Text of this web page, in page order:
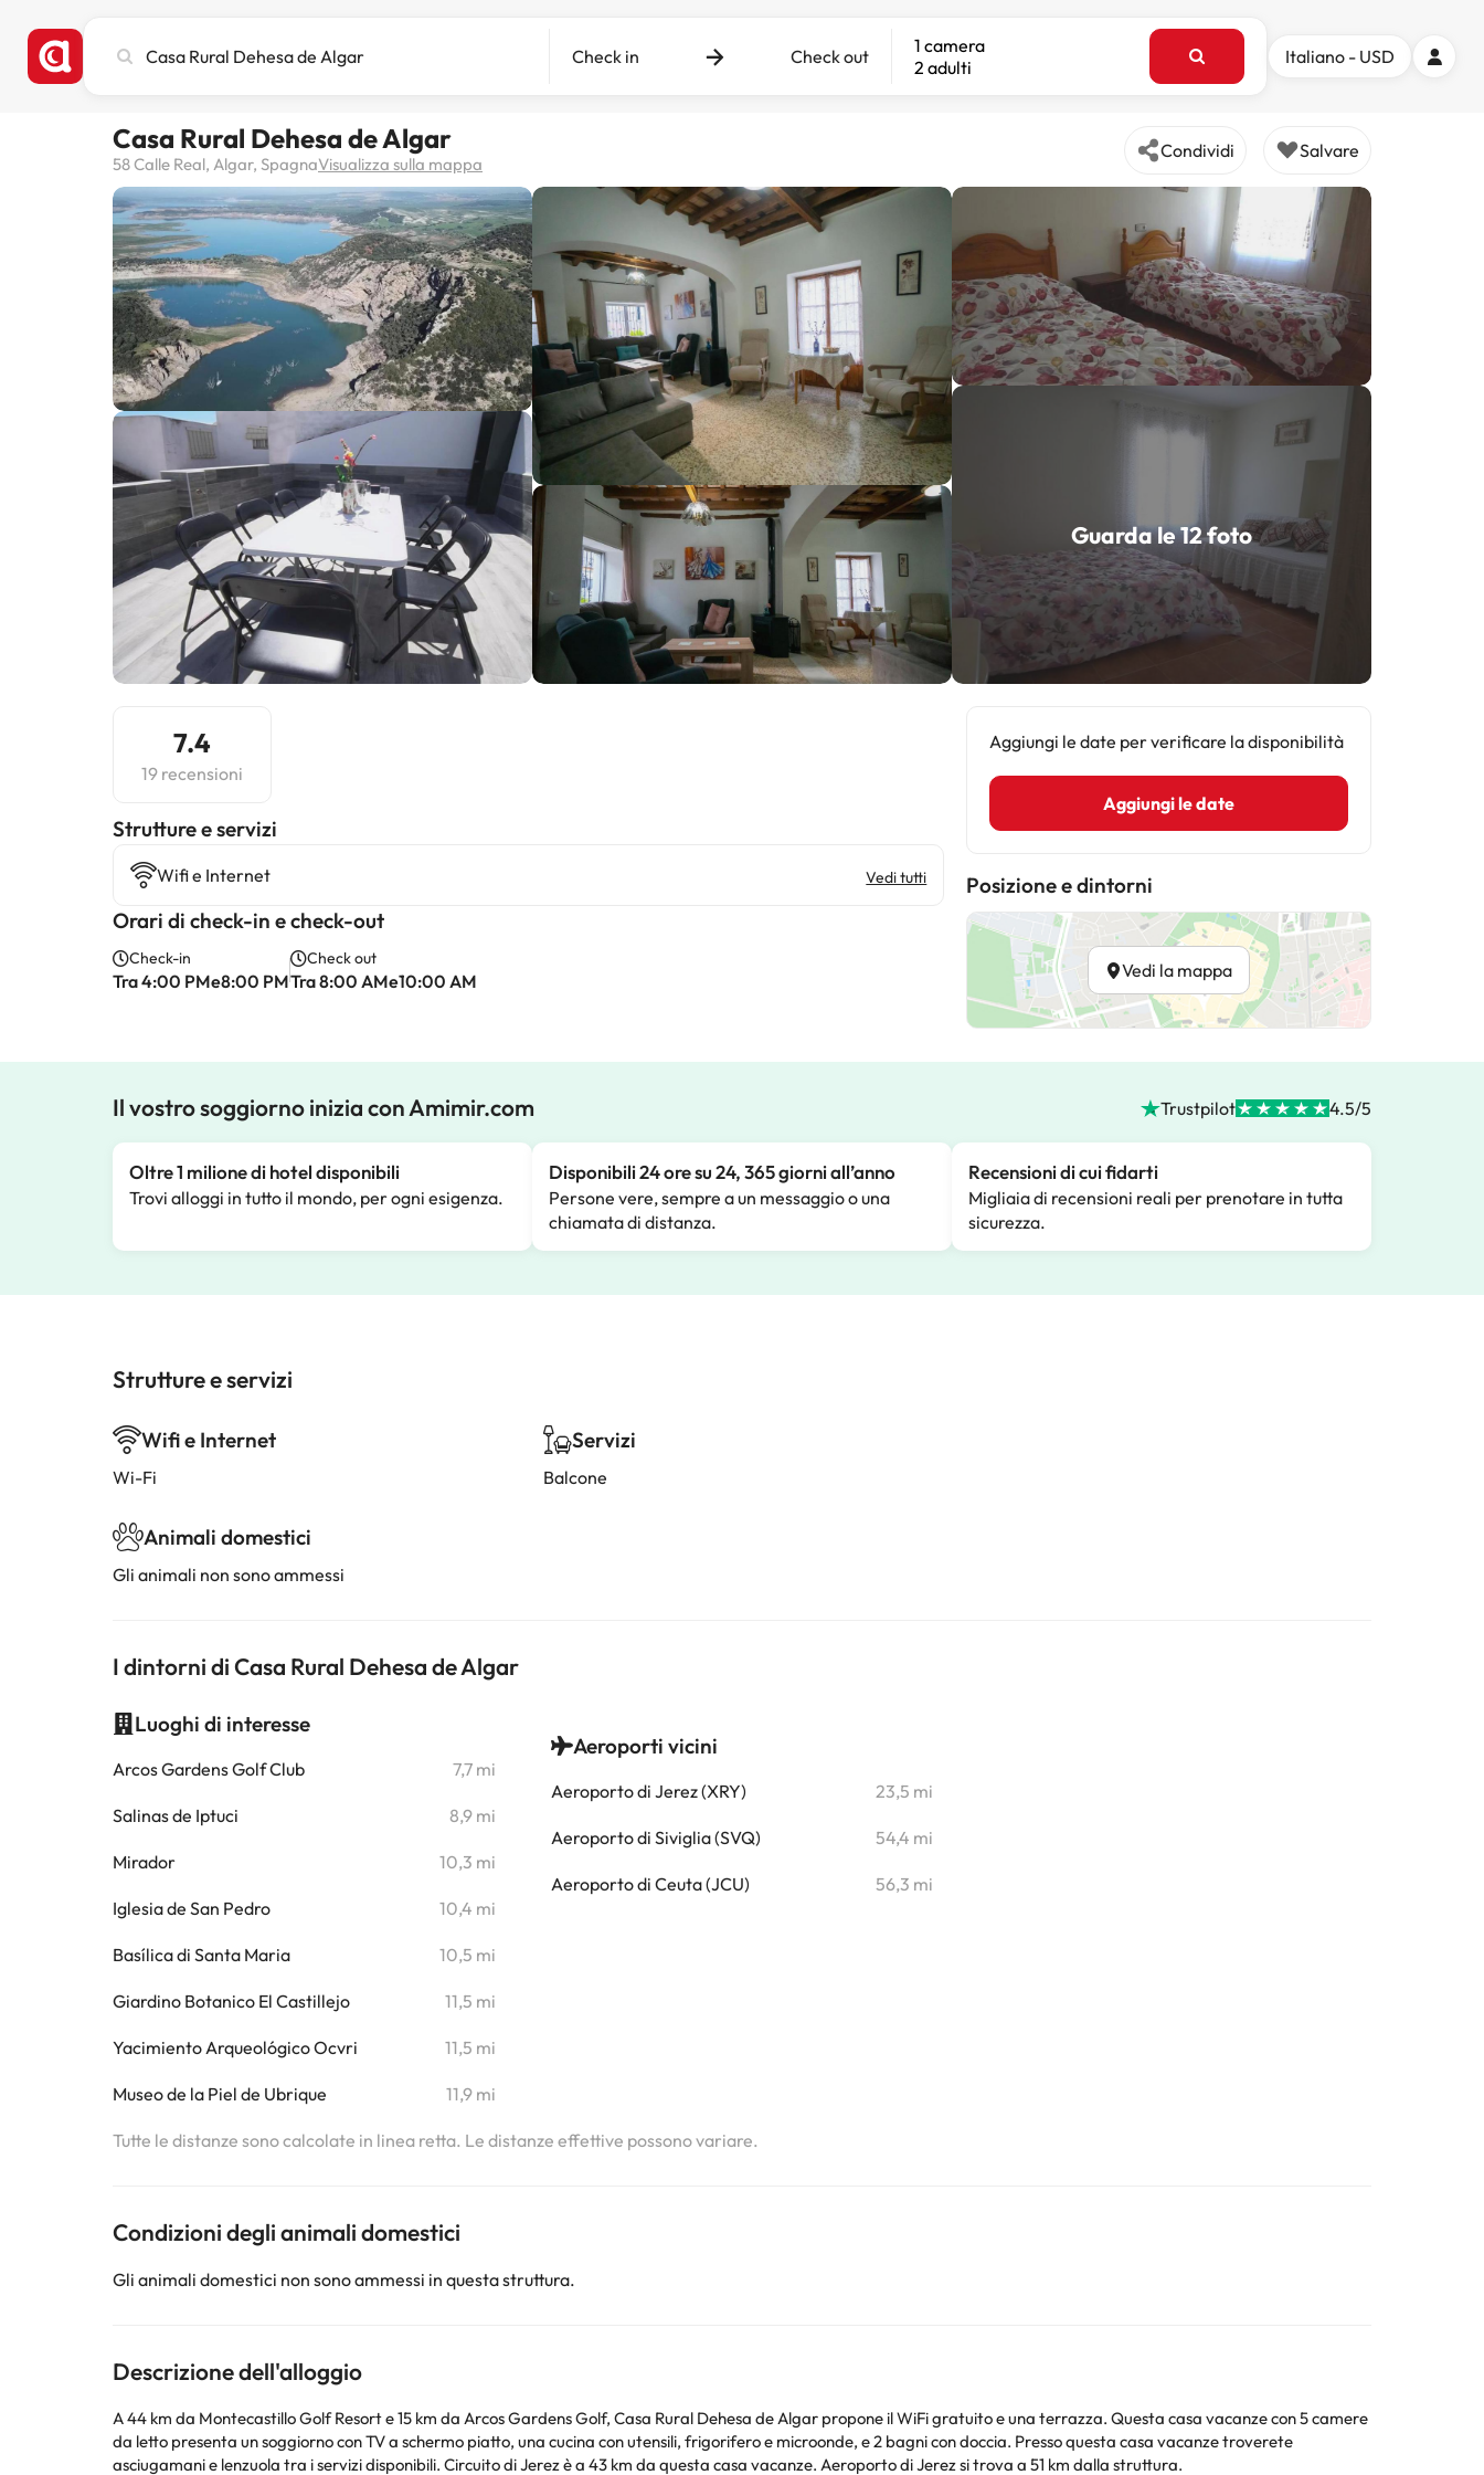
città,
destinazione
Check in Check out
1 camera
2 adulti
Italiano - USD
Casa Rural Dehesa de Algar
58 Calle Real, Algar, SpagnaVisualizza sulla mappa
Condividi Salvare
Guarda le 12 foto
7.4
19 recensioni
​Strutture e servizi
Wifi e Internet Vedi tutti
Orari di check-in e check-out
Check-in
Tra 4:00 PMe8:00 PM
Check out
Tra 8:00 AMe10:00 AM
Aggiungi le date per verificare la disponibilità
Aggiungi le date
Posizione e dintorni
Vedi la mappa
Il vostro soggiorno inizia con Amimir.com Trustpilot 4.5/5
Oltre 1 milione di hotel disponibili
Trovi alloggi in tutto il mondo, per ogni esigenza.
Disponibili 24 ore su 24, 365 giorni all’anno
Persone vere, sempre a un messaggio o una
chiamata di distanza.
Recensioni di cui fidarti
Migliaia di recensioni reali per prenotare in tutta
sicurezza.
Strutture e servizi
Wifi e Internet
Wi-Fi
Animali domestici
Gli animali non sono ammessi
Servizi
Balcone
I dintorni di Casa Rural Dehesa de Algar
Luoghi di interesse
Arcos Gardens Golf Club 7,7 mi
Salinas de Iptuci 8,9 mi
Mirador 10,3 mi
Iglesia de San Pedro 10,4 mi
Basílica di Santa Maria 10,5 mi
Giardino Botanico El Castillejo 11,5 mi
Yacimiento Arqueológico Ocvri 11,5 mi
Museo de la Piel de Ubrique 11,9 mi
Aeroporti vicini
Aeroporto di Jerez (XRY) 23,5 mi
Aeroporto di Siviglia (SVQ) 54,4 mi
Aeroporto di Ceuta (JCU) 56,3 mi
Tutte le distanze sono calcolate in linea retta. Le distanze effettive possono variare.
Condizioni degli animali domestici
Gli animali domestici non sono ammessi in questa struttura.
Descrizione dell'alloggio
A 44 km da Montecastillo Golf Resort e 15 km da Arcos Gardens Golf, Casa Rural Dehesa de Algar propone il WiFi gratuito e una terrazza. Questa casa vacanze con 5 camere
da letto presenta un soggiorno con TV a schermo piatto, una cucina con utensili, frigorifero e microonde, e 2 bagni con doccia. Presso questa casa vacanze troverete
asciugamani e lenzuola tra i servizi disponibili. Circuito di Jerez è a 43 km da questa casa vacanze. Aeroporto di Jerez si trova a 51 km dalla struttura.